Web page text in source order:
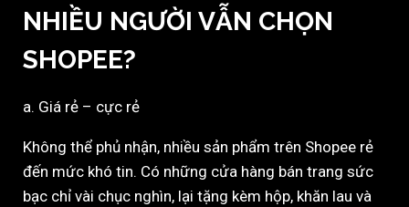
NHIỀU NGƯỜI VẪN CHỌN
SHOPEE?
a. Giá rẻ – cực rẻ
Không thể phủ nhận, nhiều sản phẩm trên Shopee rẻ
đến mức khó tin. Có những cửa hàng bán trang sức
bạc chỉ vài chục nghìn, lại tặng kèm hộp, khăn lau và